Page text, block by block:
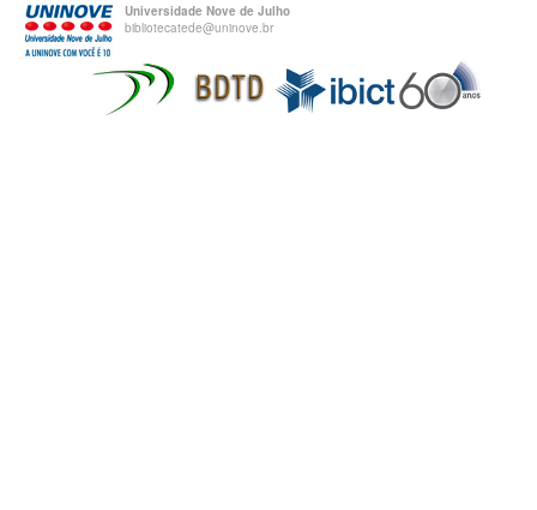
Universidade Nove de Julho
bibliotecatede@uninove.br